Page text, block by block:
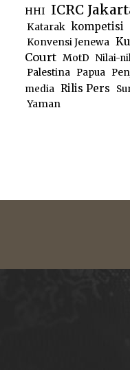
HHI ICRC
Katarak kompetisi
Konvensi Jenewa
Court MotD Nilai-
Palestina
Papua
media Rilis Pers
Yaman